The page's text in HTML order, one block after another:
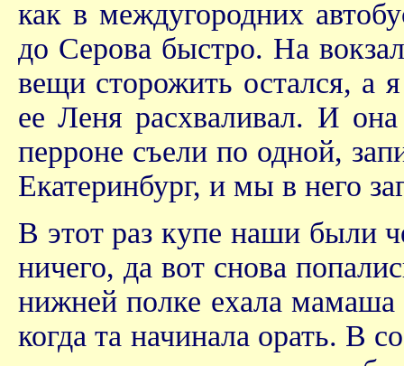
как в междугородних
до Серова быстро. На
вещи сторожить остался, а
ее Леня расхваливал. И
перроне съели по одной,
Екатеринбург, и мы в него
В этот раз купе наши были
ничего, да вот снова
нижней полке ехала мамаша
когда та начинала орать. В